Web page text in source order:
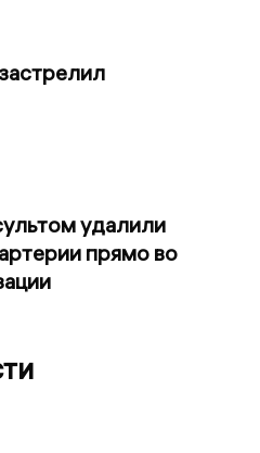
удалили
прямо во